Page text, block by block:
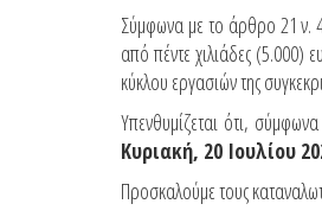
Σύμφωνα με το άρθρο 21 ν.
από πέντε χιλιάδες (5.000)
κύκλου εργασιών της
Υπενθυμίζεται ότι,
Κυριακή, 20 Ιουλίου
Προσκαλούμε τους